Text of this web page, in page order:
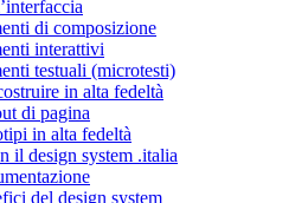
di composizione
interattivi
testuali (microtesti)
in alta fedeltà
di pagina
in alta fedeltà
il design system .italia
del design system